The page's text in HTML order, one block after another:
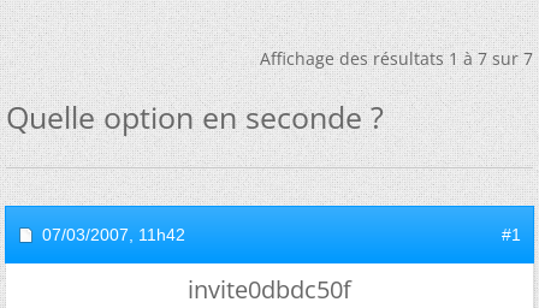
Affichage des résultats 1 à 7 sur 7
Quelle option en seconde ?
07/03/2007, 11h42 #1
invite0dbdc50f